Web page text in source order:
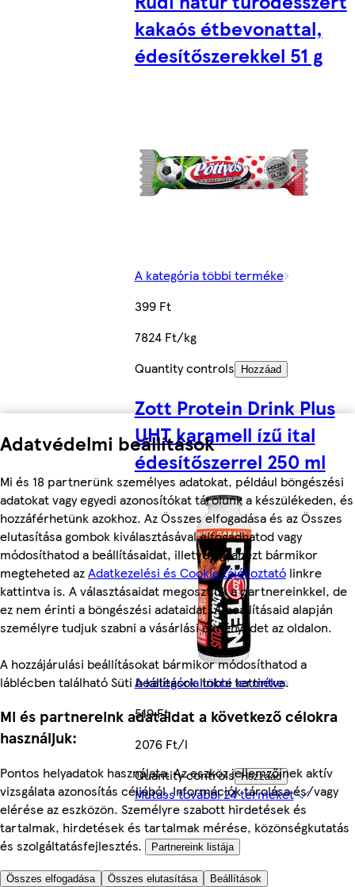
Adatvédelmi beállítások
Mi és 18 partnerünk személyes adatokat, például böngészési
adatokat vagy egyedi azonosítókat tárolunk a készülékeden, és
hozzáférhetünk azokhoz. Az Összes elfogadása és az Összes
elutasítása gombok kiválasztásával elfogadhatod vagy
módosíthatod a beállításaidat, illetve ugyanezt bármikor
megteheted azAdatkezelési és Cookie tájékoztató linkre
kattintva is. A választásaidat megosztjuk a partnereinkkel, de
ez nem érinti a böngészési adataidat. A beállításaid alapján
személyre tudjuk szabni a vásárlási élményedet az oldalon.
A hozzájárulási beállításokat bármikor módosíthatod a
láblécben található Süti beállítások linkre kattintva.
Mi és partnereink adataidat a következő célokra
használjuk:
Pontos helyadatok használata. Az eszköz jellemzőinek aktív
vizsgálata azonosítás céljából. Információk tárolása és/vagy
elérése az eszközön. Személyre szabott hirdetések és
tartalmak, hirdetések és tartalmak mérése, közönségkutatás
és szolgáltatásfejlesztés.
Partnereink listája
Összes elfogadása Összes elutasítása Beállítások
kakaós étbevonattal,
édesítőszerekkel 51 g
A kategória többi terméke
399 Ft
7824 Ft/kg
Quantity controls
Hozzáad
Zott Protein Drink Plus
UHT karamell ízű ital
édesítőszerrel 250 ml
A kategória többi terméke
519 Ft
2076 Ft/l
Quantity controls Hozzáad
Mutass további 24 terméket